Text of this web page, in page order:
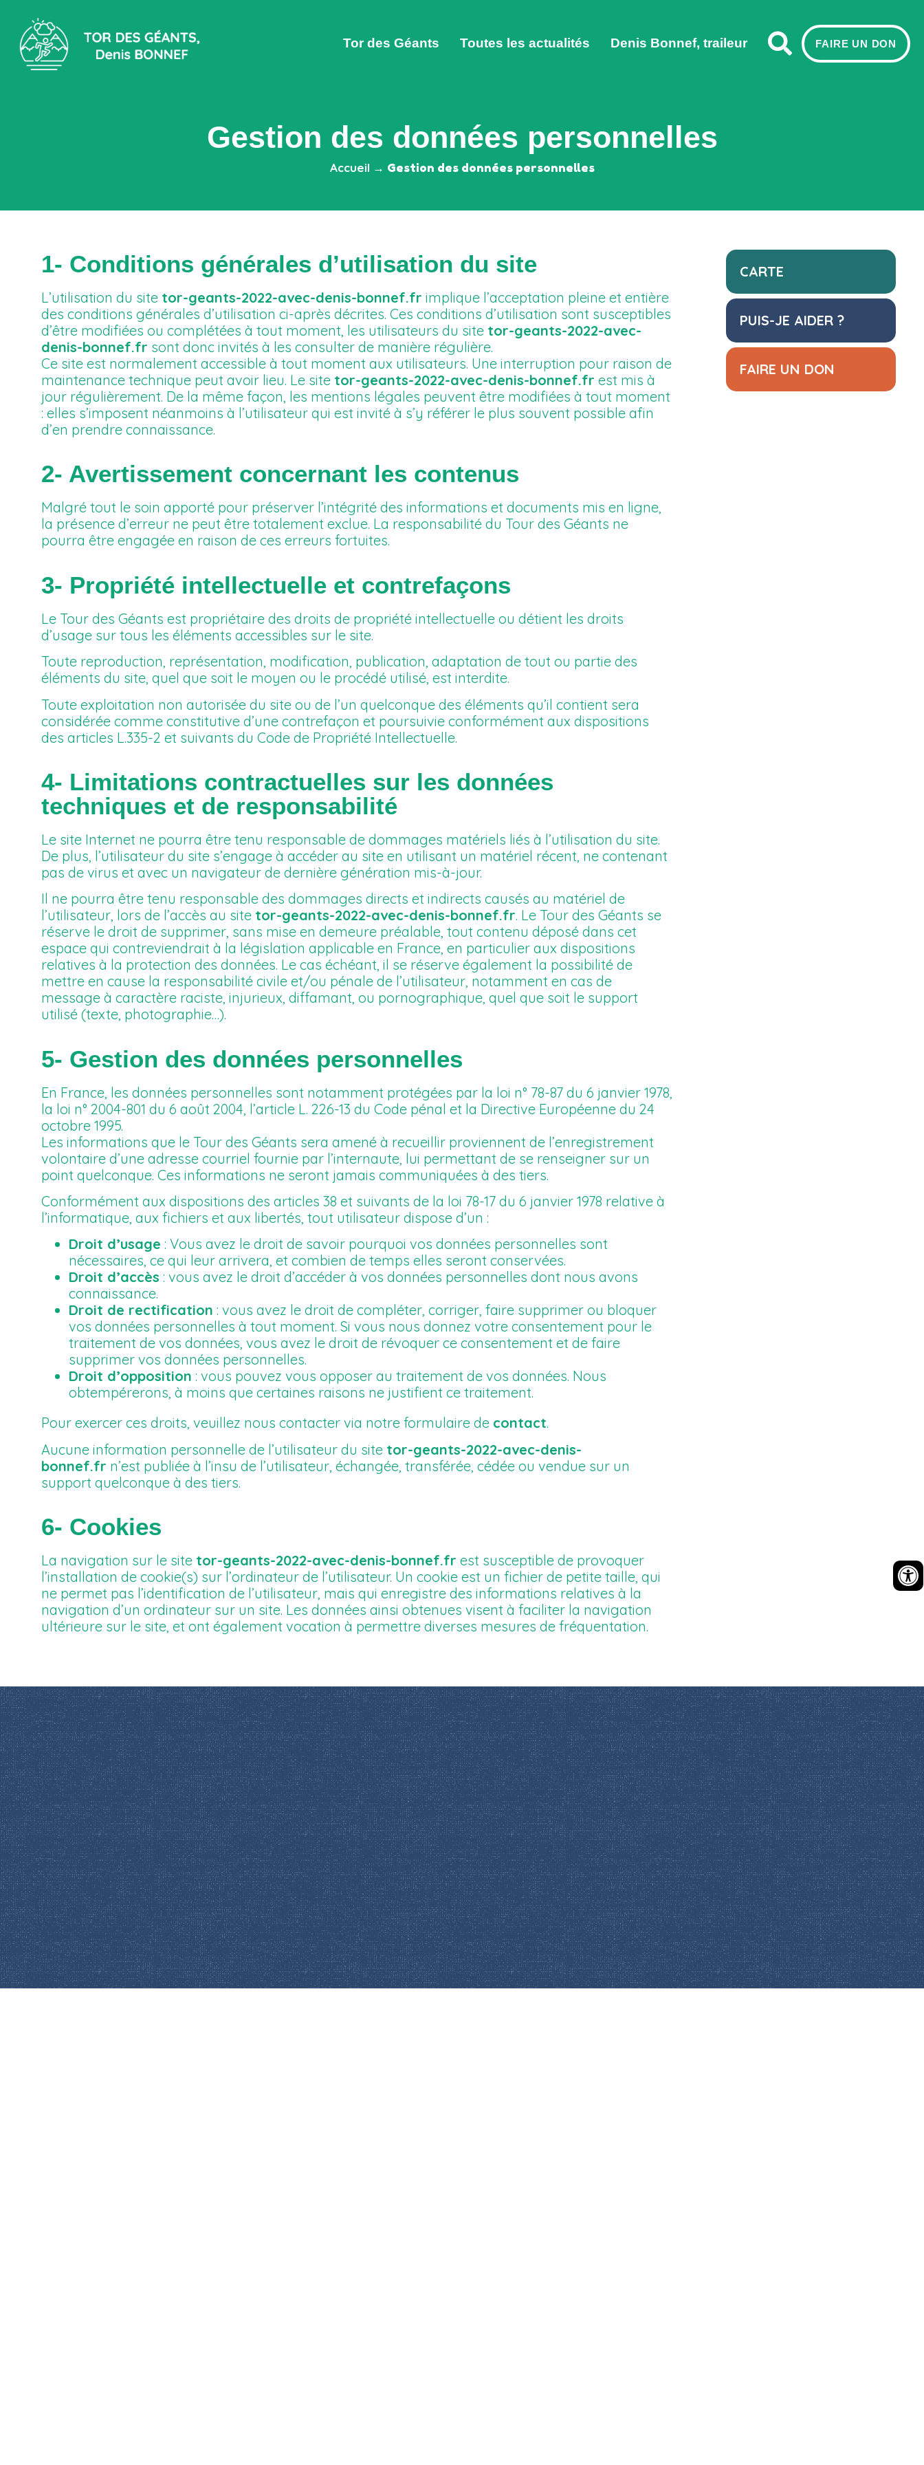
Tor des Géants Toutes les actualités Denis Bonnef, traileur FAIRE UN DON
Gestion des données personnelles
Accueil → Gestion des données personnelles
1- Conditions générales d’utilisation du site
L’utilisation du site tor-geants-2022-avec-denis-bonnef.fr implique l’acceptation pleine et entière
des conditions générales d’utilisation ci-après décrites. Ces conditions d’utilisation sont susceptibles
d’être modifiées ou complétées à tout moment, les utilisateurs du site tor-geants-2022-avec-
denis-bonnef.fr sont donc invités à les consulter de manière régulière.
Ce site est normalement accessible à tout moment aux utilisateurs. Une interruption pour raison de
maintenance technique peut avoir lieu. Le site tor-geants-2022-avec-denis-bonnef.fr est mis à
jour régulièrement. De la même façon, les mentions légales peuvent être modifiées à tout moment
: elles s’imposent néanmoins à l’utilisateur qui est invité à s’y référer le plus souvent possible afin
d’en prendre connaissance.
2- Avertissement concernant les contenus
Malgré tout le soin apporté pour préserver l’intégrité des informations et documents mis en ligne,
la présence d’erreur ne peut être totalement exclue. La responsabilité du Tour des Géants ne
pourra être engagée en raison de ces erreurs fortuites.
3- Propriété intellectuelle et contrefaçons
Le Tour des Géants est propriétaire des droits de propriété intellectuelle ou détient les droits
d’usage sur tous les éléments accessibles sur le site.
Toute reproduction, représentation, modification, publication, adaptation de tout ou partie des
éléments du site, quel que soit le moyen ou le procédé utilisé, est interdite.
Toute exploitation non autorisée du site ou de l’un quelconque des éléments qu’il contient sera
considérée comme constitutive d’une contrefaçon et poursuivie conformément aux dispositions
des articles L.335-2 et suivants du Code de Propriété Intellectuelle.
4- Limitations contractuelles sur les données
techniques et de responsabilité
Le site Internet ne pourra être tenu responsable de dommages matériels liés à l’utilisation du site.
De plus, l’utilisateur du site s’engage à accéder au site en utilisant un matériel récent, ne contenant
pas de virus et avec un navigateur de dernière génération mis-à-jour.
Il ne pourra être tenu responsable des dommages directs et indirects causés au matériel de
l’utilisateur, lors de l’accès au site tor-geants-2022-avec-denis-bonnef.fr. Le Tour des Géants se
réserve le droit de supprimer, sans mise en demeure préalable, tout contenu déposé dans cet
espace qui contreviendrait à la législation applicable en France, en particulier aux dispositions
relatives à la protection des données. Le cas échéant, il se réserve également la possibilité de
mettre en cause la responsabilité civile et/ou pénale de l’utilisateur, notamment en cas de
message à caractère raciste, injurieux, diffamant, ou pornographique, quel que soit le support
utilisé (texte, photographie…).
5- Gestion des données personnelles
En France, les données personnelles sont notamment protégées par la loi n° 78-87 du 6 janvier 1978,
la loi n° 2004-801 du 6 août 2004, l’article L. 226-13 du Code pénal et la Directive Européenne du 24
octobre 1995.
Les informations que le Tour des Géants sera amené à recueillir proviennent de l’enregistrement
volontaire d’une adresse courriel fournie par l’internaute, lui permettant de se renseigner sur un
point quelconque. Ces informations ne seront jamais communiquées à des tiers.
Conformément aux dispositions des articles 38 et suivants de la loi 78-17 du 6 janvier 1978 relative à
l’informatique, aux fichiers et aux libertés, tout utilisateur dispose d’un :
Droit d’usage : Vous avez le droit de savoir pourquoi vos données personnelles sont
nécessaires, ce qui leur arrivera, et combien de temps elles seront conservées.
Droit d’accès : vous avez le droit d’accéder à vos données personnelles dont nous avons
connaissance.
Droit de rectification : vous avez le droit de compléter, corriger, faire supprimer ou bloquer
vos données personnelles à tout moment. Si vous nous donnez votre consentement pour le
traitement de vos données, vous avez le droit de révoquer ce consentement et de faire
supprimer vos données personnelles.
Droit d’opposition : vous pouvez vous opposer au traitement de vos données. Nous
obtempérerons, à moins que certaines raisons ne justifient ce traitement.
Pour exercer ces droits, veuillez nous contacter via notre formulaire de contact.
Aucune information personnelle de l’utilisateur du site tor-geants-2022-avec-denis-
bonnef.fr n’est publiée à l’insu de l’utilisateur, échangée, transférée, cédée ou vendue sur un
support quelconque à des tiers.
6- Cookies
La navigation sur le site tor-geants-2022-avec-denis-bonnef.fr est susceptible de provoquer
l’installation de cookie(s) sur l’ordinateur de l’utilisateur. Un cookie est un fichier de petite taille, qui
ne permet pas l’identification de l’utilisateur, mais qui enregistre des informations relatives à la
navigation d’un ordinateur sur un site. Les données ainsi obtenues visent à faciliter la navigation
ultérieure sur le site, et ont également vocation à permettre diverses mesures de fréquentation.
CARTE
PUIS-JE AIDER ?
FAIRE UN DON